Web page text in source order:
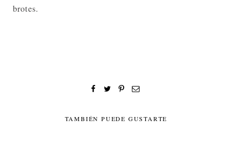
brotes.
TAMBIÉN PUEDE GUSTARTE